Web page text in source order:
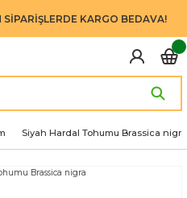
KARGO BEDAVA!
Siyah Hardal Tohumu Brassica nigra